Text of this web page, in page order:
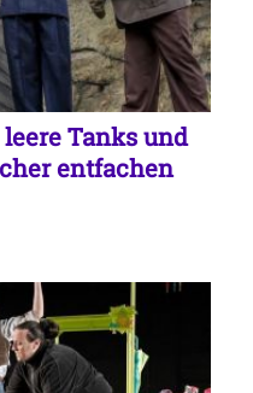
Tanks und
entfachen